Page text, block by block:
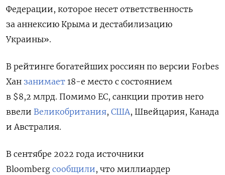
Федерации, которое несет ответственность
за аннексию Крыма и дестабилизацию
Украины».
В рейтинге богатейших россиян по версии Forbes
Хан занимает 18-е место с состоянием
в $8,2 млрд. Помимо ЕС, санкции против него
ввели Великобритания, США, Швейцария, Канада
и Австралия.
В сентябре 2022 года источники
Bloomberg сообщили, что миллиардер